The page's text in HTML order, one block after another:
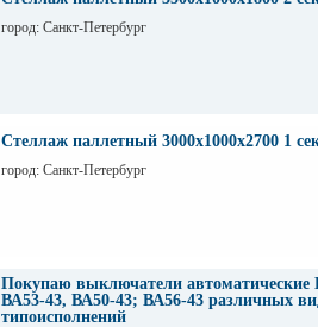
город: Санкт-Петербург
Стеллаж паллетный 3000х1000х2700 1
город: Санкт-Петербург
Покупаю выключатели автоматические
ВА53-43, ВА50-43; ВА56-43 различных
типоисполнений